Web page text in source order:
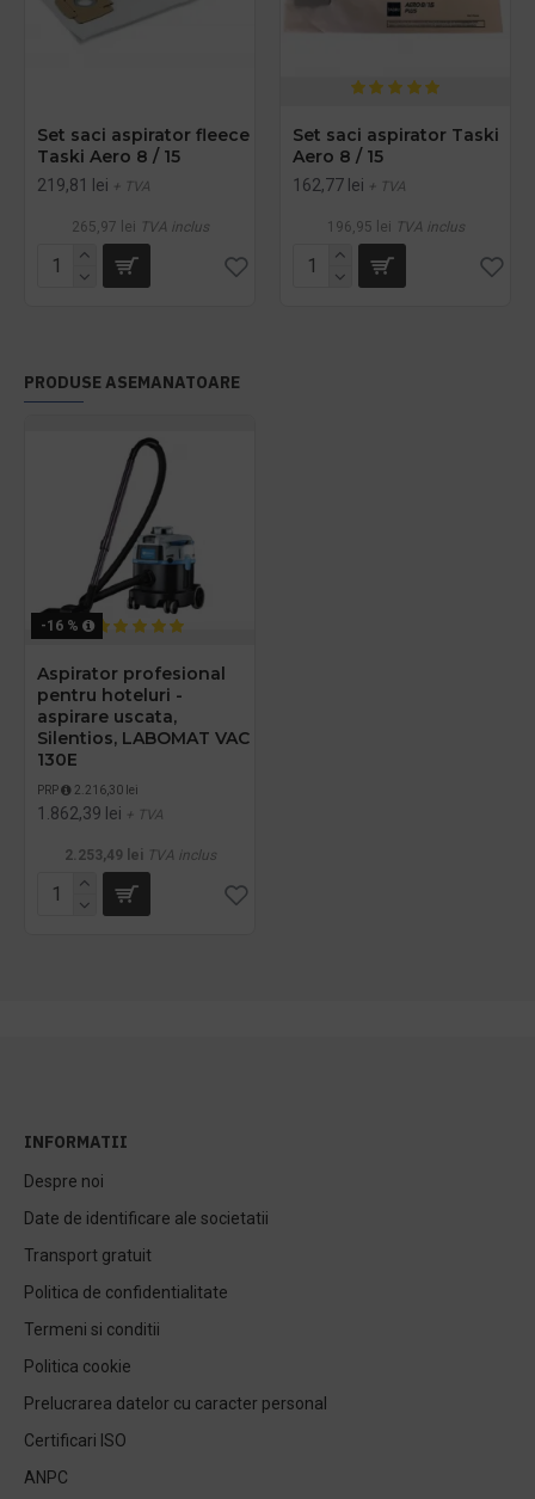
Set saci aspirator fleece
Taski Aero 8 / 15
219,81 lei + TVA
265,97 lei TVA inclus
Set saci aspirator Taski
Aero 8 / 15
162,77 lei + TVA
196,95 lei TVA inclus
PRODUSE ASEMANATOARE
-16 %
Aspirator profesional
pentru hoteluri -
aspirare uscata,
Silentios, LABOMAT VAC
130E
PRP 2.216,30 lei
1.862,39 lei + TVA
2.253,49 lei TVA inclus
INFORMATII
Despre noi
Date de identificare ale societatii
Transport gratuit
Politica de confidentialitate
Termeni si conditii
Politica cookie
Prelucrarea datelor cu caracter personal
Certificari ISO
ANPC